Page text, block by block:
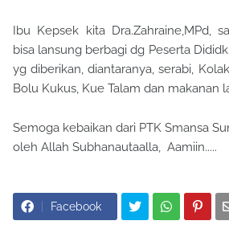
Ibu Kepsek kita Dra.Zahraine,MPd,
bisa lansung berbagi dg Peserta
yg diberikan, diantaranya, serabi,
Bolu Kukus, Kue Talam dan makanan
Semoga kebaikan dari PTK Smansa
oleh Allah Subhanautaalla, Aamiin.....
Facebook